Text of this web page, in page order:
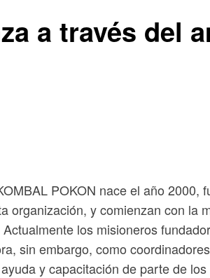
a través del
POKON nace el año
organización, y comienzan con la
los misioneros
sin embargo, como
y capacitación de parte de